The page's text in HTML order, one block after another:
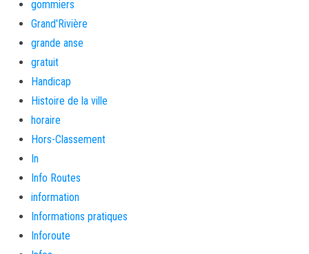
gommiers
Grand'Rivière
grande anse
gratuit
Handicap
Histoire de la ville
horaire
Hors-Classement
In
Info Routes
information
Informations pratiques
Inforoute